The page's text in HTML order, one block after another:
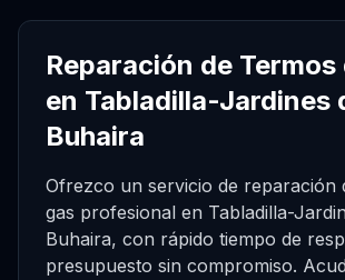
Reparación de Termos
en Tabladilla-Jardines
Buhaira
Ofrezco un servicio de reparación
gas profesional en Tabladilla-
Buhaira, con rápido tiempo de
presupuesto sin compromiso.